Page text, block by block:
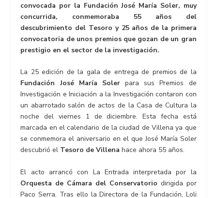
convocada por la Fundación José María Soler, muy
concurrida, conmemoraba 55 años del
descubrimiento del Tesoro y 25 años de la primera
convocatoria de unos premios que gozan de un gran
prestigio en el sector de la investigación.
La 25 edición de la gala de entrega de premios de la
Fundación José María Solerpara sus Premios de
Investigación e Iniciación a la Investigación contaron con
un abarrotado salón de actos de la Casa de Cultura la
noche del viernes 1 de diciembre. Esta fecha está
marcada en el calendario de la ciudad de Villena ya que
se conmemora el aniversario en el que José María Soler
descubrió el Tesoro de Villena hace ahora 55 años.
El acto arrancó con La Entrada interpretada por la
Orquesta de Cámara del Conservatorio dirigida por
Paco Serra. Tras ello la Directora de la Fundación, Loli